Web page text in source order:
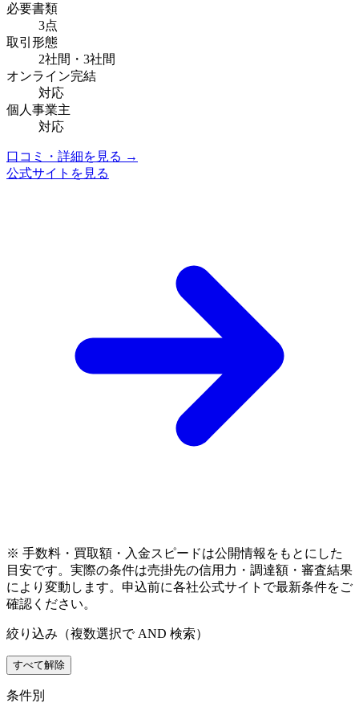
必要書類
3点
取引形態
2社間・3社間
オンライン完結
対応
個人事業主
対応
口コミ・詳細を見る →
公式サイトを見る
※ 手数料・買取額・入金スピードは公開情報をもとにした
目安です。実際の条件は売掛先の信用力・調達額・審査結果
により変動します。申込前に各社公式サイトで最新条件をご
確認ください。
絞り込み（複数選択で AND 検索）
すべて解除
条件別